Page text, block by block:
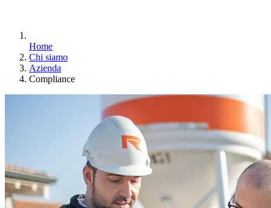
Home
Chi siamo
Azienda
Compliance